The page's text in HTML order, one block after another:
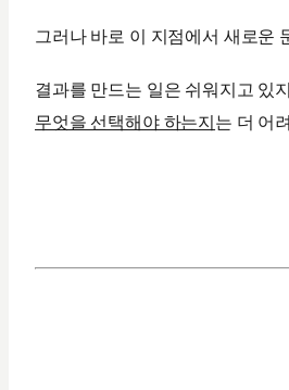
그러나 바로 이 지점에서 새로운
결과를 만드는 일은 쉬워지고 있
무엇을 선택해야 하는지 는 더 어